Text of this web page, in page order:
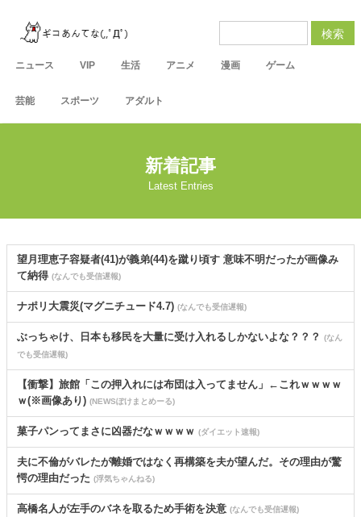
ニュース VIP 生活 アニメ 漫画 ゲーム
芸能 スポーツ アダルト
検索
新着記事
Latest Entries
望月理恵子容疑者(41)が義弟(44)を蹴り頃す 意味不明だったが画像み
て納得 (なんでも受信遅報)
ナポリ大震災(マグニチュード4.7) (なんでも受信遅報)
ぶっちゃけ、日本も移民を大量に受け入れるしかないよな？？？
(なん
でも受信遅報)
【衝撃】旅館「この押入れには布団は入ってません」←これｗｗｗｗ
ｗ(※画像あり) (NEWSぽけまとめーる)
菓子パンってまさに凶器だなｗｗｗｗ (ダイエット速報)
夫に不倫がバレたが離婚ではなく再構築を夫が望んだ。その理由が驚
愕の理由だった (浮気ちゃんねる)
高橋名人が左手のバネを取るため手術を決意 (なんでも受信遅報)